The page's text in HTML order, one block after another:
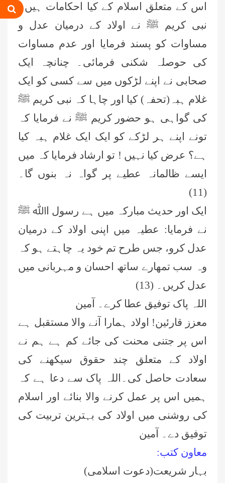
اس کے متعلق اسلام کے کیا احکامات ہیں۔
نبی کریم ﷺ نے اولاد کے درمیان عدل و
مساوات کو پسند فرمایا اور عدم مساوات
کی حوصلہ شکنی فرمائی۔ چنانچہ ایک
صحابی نے اپنے لڑکوں میں سے کسی کو ایک
غلام ہبہ(تحفہ) کیا اور چاہا کہ نبی کریم ﷺ
کی گواہی ہو حضور کریم ﷺ نے فرمایا کہ
تونے اپنے ہر لڑکے کو ایک ایک غلام ہبہ کیا
ہے؟ عرض کیا نہیں ! تو ارشاد فرمایا کہ میں
ایسے ظالمانہ عطیے پر گواہ نہ بنوں گا۔
(11)
ایک اور حدیث مبارکہ میں ہے رسول اﷲ ﷺ
نے فرمایا: عطیہ میں اپنی اولاد کے درمیان
عدل کرو، جس طرح تم خود یہ چاہتے ہو کہ
وہ سب تمھارے ساتھ احسان و مہربانی میں
عدل کریں۔ (13)
اللہ پاک توفیق عطا کرے۔ آمین
معزز قارئین! اولاد ہمارا آنے والا مستقبل ہے
اس پر جتنی محنت کی جائے کم ہے ہم نے
اولاد کے متعلق چند حقوق سیکھنے کی
سعادت حاصل کی۔اللہ پاک سے دعا ہے کہ
ہمیں اس پر عمل کرنے والا بنائے اور اسلام
کی روشنی میں اولاد کی بہترین تربیت کی
توفیق دے۔ آمین
معاون کتب:
بہار شریعت(دعوت اسلامی)